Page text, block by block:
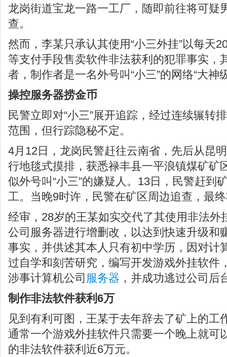
龙岗街道宝龙一路一工厂，随即前往将可疑
查。
然而，李某只承认其使用“小三外挂”以每天
等支付手段售卖软件非法获利的犯罪事实，
者，制作者是一名外号叫“小三”的网络“大神
操控服务器捞金币
民警立即对“小三”展开追踪，经过连续辗转
范围，但行踪隐秘不定。
4月12日，龙岗民警赶往云南省，先后从昆
行地毯式摸排，获悉禄丰县一平浪镇煤矿矿
似外号叫“小三”的嫌疑人。13日，民警赶到
工。当晚9时许，民警在矿区周边追查，最
经审，28岁的王某如实交代了其使用非法外
公司服务器进行增删改，以达到快速升级和
事实，并供述其本人只有初中学历，因对计
过自学和刻苦研究，编写开发游戏外挂软件
涉事计算机公司 服务器 ，并成功逃过公司后
制作非法软件获利6万
见到有利可图，王某于去年辞去了矿上的工
通常一个游戏外挂软件只需要一个晚上就可
的非法软件获利近6万元。